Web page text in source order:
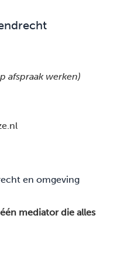
afspraak werken)
en omgeving
mediator die alles